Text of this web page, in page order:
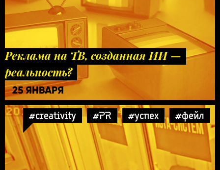
Реклама на ТВ, созданная ИИ —
реальность?
25 ЯНВАРЯ
#creativity #PR #успех #фейл